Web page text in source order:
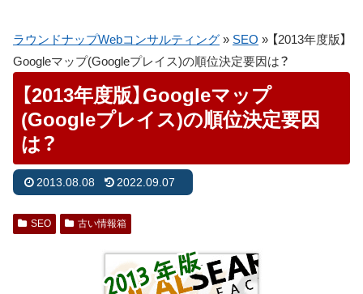
ラウンドナップWebコンサルティング » SEO » 【2013年度版】
Googleマップ(Googleプレイス)の順位決定要因は？
【2013年度版】Googleマップ
(Googleプレイス)の順位決定要因
は？
2013.08.08 2022.09.07
SEO 古い情報箱